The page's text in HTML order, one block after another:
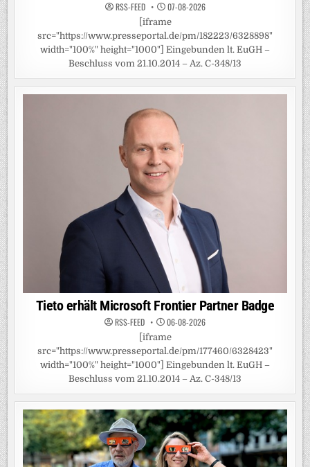
RSS-FEED 07-08-2026
[iframe
src="https://www.presseportal.de/pm/182223/6328898"
width="100%" height="1000"] Eingebunden lt. EuGH –
Beschluss vom 21.10.2014 – Az. C-348/13
Tieto erhält Microsoft Frontier Partner Badge
RSS-FEED 06-08-2026
[iframe
src="https://www.presseportal.de/pm/177460/6328423"
width="100%" height="1000"] Eingebunden lt. EuGH –
Beschluss vom 21.10.2014 – Az. C-348/13